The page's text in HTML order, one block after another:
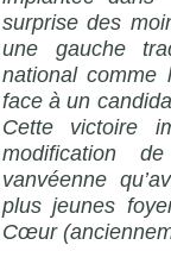
surprise des
une gauche
national comme
face à un
Cette victoire
modification
vanvéenne
plus jeunes
Cœur